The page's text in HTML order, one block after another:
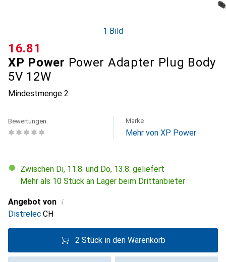
1 Bild
XP Power Power Adapter Plug Body
5V 12W
Mindestmenge 2
CHF
16.81
Bewertungen Marke
Mehr von XP Power
Zwischen Di, 11.8. und Do, 13.8. geliefert
Mehr als 10 Stück an Lager beim Drittanbieter
Angebot von i
Distrelec CH
2 Stück in den Warenkorb